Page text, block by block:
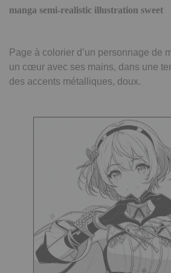
manga semi-realistic illustration sweet
Page à colorier d’un personnage de
un cœur avec ses mains, dans une
des accents métalliques, doux.